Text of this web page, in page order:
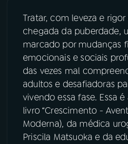
07ÚLTIMAS
FESTIVAL DE MÚSICA
ACOMPANHE A RÁDIO NACIONAL
Instagram X
Tratar, com leveza e
chegada da puberdade,
marcado por mudanças
emocionais e sociais
das vezes mal
adultos e desafiadoras
vivendo essa fase. Essa
livro “Crescimento -
Moderna), da médica
Priscila Matsuoka e da